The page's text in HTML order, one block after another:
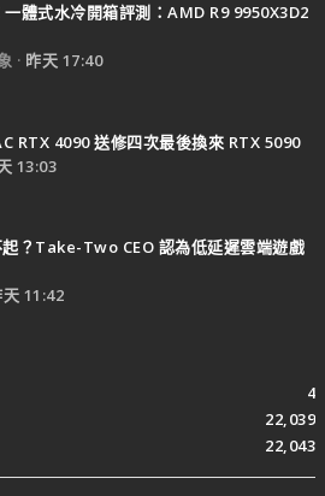
體式水冷開箱評測：AMD R9 9950X3D2
昨天 17:40
RTX 4090 送修四次最後換來 RTX 5090
13:03
？Take-Two CEO 認為低延遲雲端遊戲
天 11:42
4
22,039
22,043